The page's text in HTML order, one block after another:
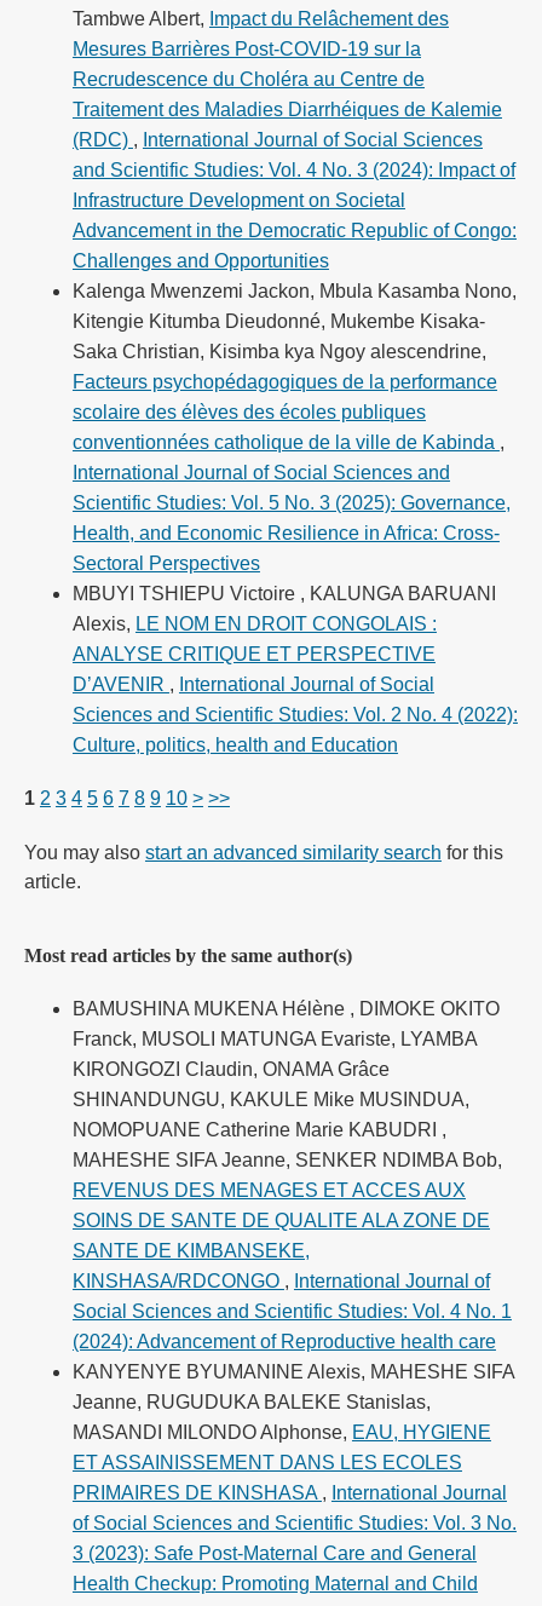
Tambwe Albert, Impact du Relâchement des
Mesures Barrières Post-COVID-19 sur la
Recrudescence du Choléra au Centre de
Traitement des Maladies Diarrhéiques de Kalemie
(RDC) , International Journal of Social Sciences
and Scientific Studies: Vol. 4 No. 3 (2024): Impact of
Infrastructure Development on Societal
Advancement in the Democratic Republic of Congo:
Challenges and Opportunities
Kalenga Mwenzemi Jackon, Mbula Kasamba Nono,
Kitengie Kitumba Dieudonné, Mukembe Kisaka-
Saka Christian, Kisimba kya Ngoy alescendrine,
Facteurs psychopédagogiques de la performance
scolaire des élèves des écoles publiques
conventionnées catholique de la ville de Kabinda ,
International Journal of Social Sciences and
Scientific Studies: Vol. 5 No. 3 (2025): Governance,
Health, and Economic Resilience in Africa: Cross-
Sectoral Perspectives
MBUYI TSHIEPU Victoire , KALUNGA BARUANI
Alexis, LE NOM EN DROIT CONGOLAIS :
ANALYSE CRITIQUE ET PERSPECTIVE
D’AVENIR , International Journal of Social
Sciences and Scientific Studies: Vol. 2 No. 4 (2022):
Culture, politics, health and Education
1 2 3 4 5 6 7 8 9 10 > >>
You may also start an advanced similarity search for this
article.
Most read articles by the same author(s)
BAMUSHINA MUKENA Hélène , DIMOKE OKITO
Franck, MUSOLI MATUNGA Evariste, LYAMBA
KIRONGOZI Claudin, ONAMA Grâce
SHINANDUNGU, KAKULE Mike MUSINDUA,
NOMOPUANE Catherine Marie KABUDRI ,
MAHESHE SIFA Jeanne, SENKER NDIMBA Bob,
REVENUS DES MENAGES ET ACCES AUX
SOINS DE SANTE DE QUALITE ALA ZONE DE
SANTE DE KIMBANSEKE,
KINSHASA/RDCONGO , International Journal of
Social Sciences and Scientific Studies: Vol. 4 No. 1
(2024): Advancement of Reproductive health care
KANYENYE BYUMANINE Alexis, MAHESHE SIFA
Jeanne, RUGUDUKA BALEKE Stanislas,
MASANDI MILONDO Alphonse, EAU, HYGIENE
ET ASSAINISSEMENT DANS LES ECOLES
PRIMAIRES DE KINSHASA , International Journal
of Social Sciences and Scientific Studies: Vol. 3 No.
3 (2023): Safe Post-Maternal Care and General
Health Checkup: Promoting Maternal and Child